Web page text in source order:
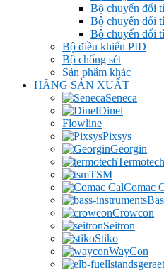
Bộ chuyển đổi
Bộ chuyển đổi
Bộ chuyển đổi
Bộ điều khiển PID
Bộ chống sét
Sản phẩm khác
HÃNG SẢN XUẤT
Seneca
Dinel
Flowline
Pixsys
Georgin
Termotech
TSM
Comac
Crowcon
Seitron
Stiko
WayCon